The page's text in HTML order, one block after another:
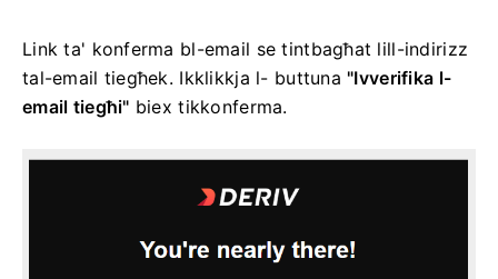
Link ta' konferma bl-email se tintbagħat lill-indirizz
tal-email tiegħek. Ikklikkja l- buttuna "Ivverifika l-
email tiegħi" biex tikkonferma.